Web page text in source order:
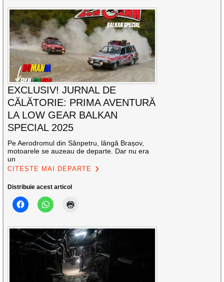
EXCLUSIV! JURNAL DE
CĂLĂTORIE: PRIMA AVENTURĂ
LA LOW GEAR BALKAN
SPECIAL 2025
Pe Aerodromul din Sânpetru, lângă Brașov,
motoarele se auzeau de departe. Dar nu era
un
CITEȘTE MAI DEPARTE
Distribuie acest articol